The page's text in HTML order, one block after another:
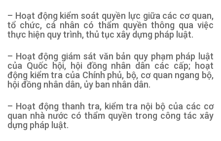
– Hoạt động kiểm soát quyền lực giữa các cơ quan,
tổ chức, cá nhân có thẩm quyền thông qua việc
thực hiện quy trình, thủ tục xây dựng pháp luật.
– Hoạt động giám sát văn bản quy phạm pháp luật
của Quốc hội, hội đồng nhân dân các cấp; hoạt
động kiểm tra của Chính phủ, bộ, cơ quan ngang bộ,
hội đồng nhân dân, ủy ban nhân dân.
– Hoạt động thanh tra, kiểm tra nội bộ của các cơ
quan nhà nước có thẩm quyền trong công tác xây
dựng pháp luật.